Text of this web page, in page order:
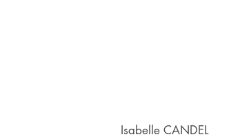
Isabelle CANDEL